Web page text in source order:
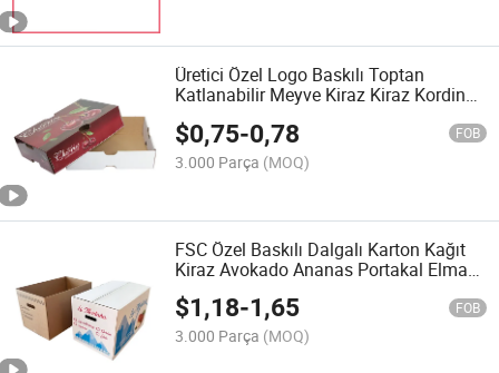
Üretici Özel Logo Baskılı Toptan
Katlanabilir Meyve Kiraz Kiraz Kordine
$0,75-0,78 FOB
3.000 Parça (MOQ)
FSC Özel Baskılı Dalgalı Karton Kağıt
Kiraz Avokado Ananas Portakal Elma
Limon Mango Muz Meyve Sebze
Ambalaj Paketleme Nakliye Karton
Kutusu
$1,18-1,65 FOB
3.000 Parça (MOQ)